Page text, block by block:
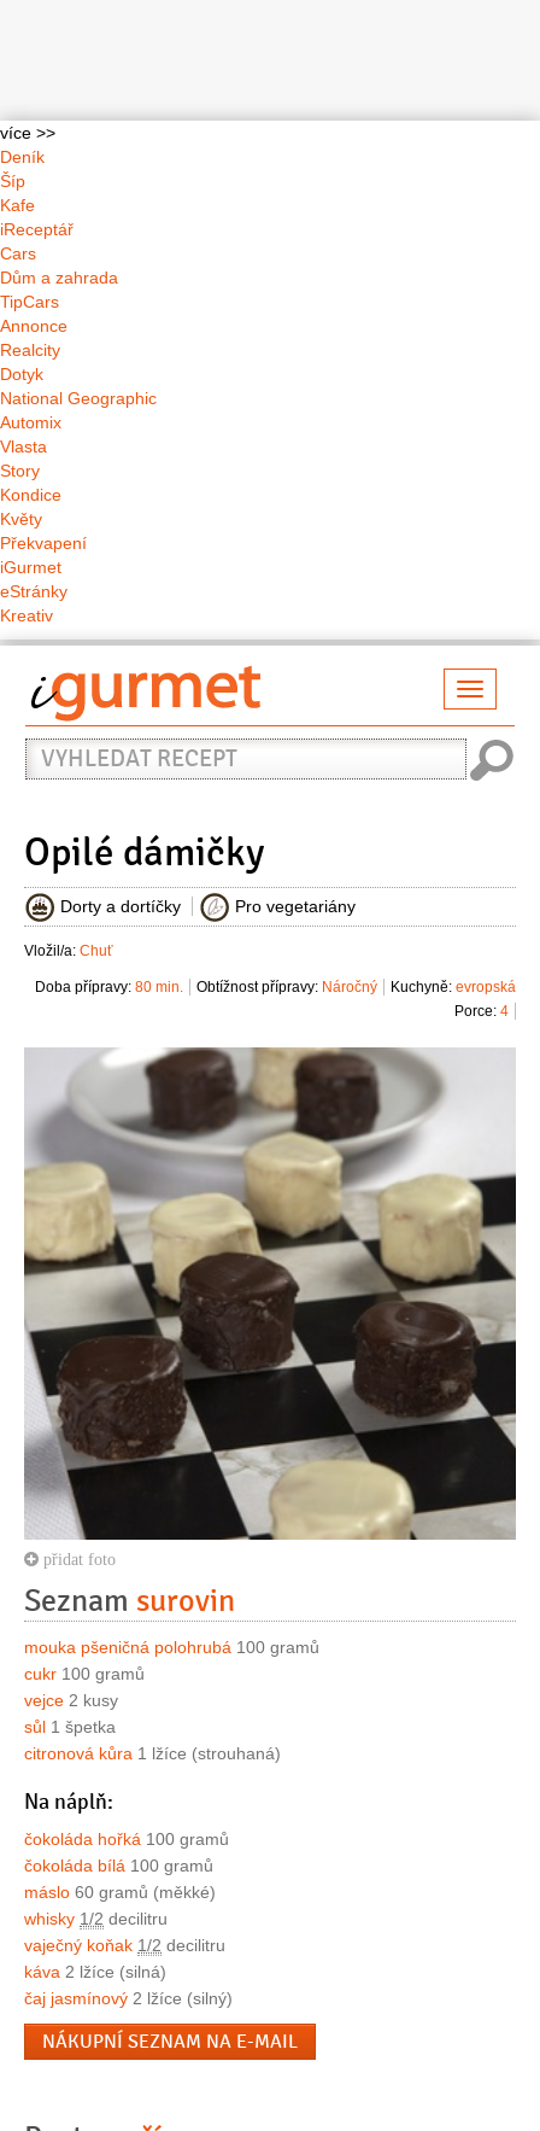
více >>
Deník
Šíp
Kafe
iReceptář
Cars
Dům a zahrada
TipCars
Annonce
Realcity
Dotyk
National Geographic
Automix
Vlasta
Story
Kondice
Květy
Překvapení
iGurmet
eStránky
Kreativ
Vyhledat
recept
Opilé dámičky
Dorty a dortíčky Pro vegetariány
Vložil/a: Chuť
Kuchyně: evropská
Obtížnost přípravy: Náročný
Doba přípravy: 80 min.
Porce: 4
přidat foto
Seznam surovin
mouka pšeničná polohrubá 100 gramů
cukr 100 gramů
vejce 2 kusy
sůl 1 špetka
citronová kůra 1 lžíce (strouhaná)
Na náplň:
čokoláda hořká 100 gramů
čokoláda bílá 100 gramů
máslo 60 gramů (měkké)
whisky 1/2 decilitru
vaječný koňak 1/2 decilitru
káva 2 lžíce (silná)
čaj jasmínový 2 lžíce (silný)
NÁKUPNÍ SEZNAM NA E-MAIL